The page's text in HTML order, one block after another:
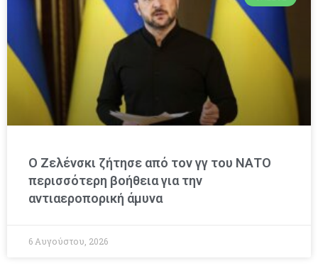
Ο Ζελένσκι ζήτησε από τον γγ του ΝΑΤΟ
περισσότερη βοήθεια για την
αντιαεροπορική άμυνα
6 Αυγούστου, 2026